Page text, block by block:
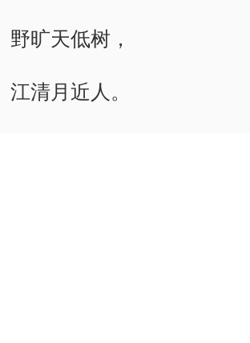
野旷天低树，
江清月近人。